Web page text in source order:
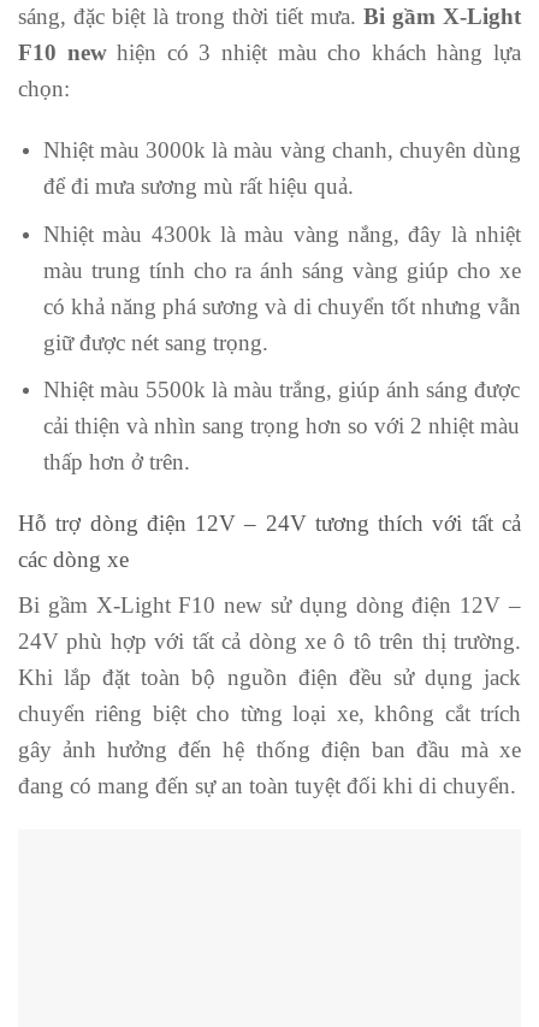
sáng, đặc biệt là trong thời tiết mưa. Bi gầm X-Light
F10 newhiện có 3 nhiệt màu cho khách hàng lựa
chọn:
Nhiệt màu 3000k là màu vàng chanh, chuyên dùng
để đi mưa sương mù rất hiệu quả.
Nhiệt màu 4300k là màu vàng nắng, đây là nhiệt
màu trung tính cho ra ánh sáng vàng giúp cho xe
có khả năng phá sương và di chuyển tốt nhưng vẫn
giữ được nét sang trọng.
Nhiệt màu 5500k là màu trắng, giúp ánh sáng được
cải thiện và nhìn sang trọng hơn so với 2 nhiệt màu
thấp hơn ở trên.
Hỗ trợ dòng điện 12V – 24V tương thích với tất cả
các dòng xe
Bi gầm X-Light F10 new sử dụng dòng điện 12V –
24V phù hợp với tất cả dòng xe ô tô trên thị trường.
Khi lắp đặt toàn bộ nguồn điện đều sử dụng jack
chuyển riêng biệt cho từng loại xe, không cắt trích
gây ảnh hưởng đến hệ thống điện ban đầu mà xe
đang có mang đến sự an toàn tuyệt đối khi di chuyển.